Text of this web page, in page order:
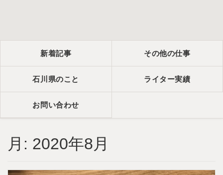
新着記事 その他の仕事
石川県のこと ライター実績
お問い合わせ
月: 2020年8月